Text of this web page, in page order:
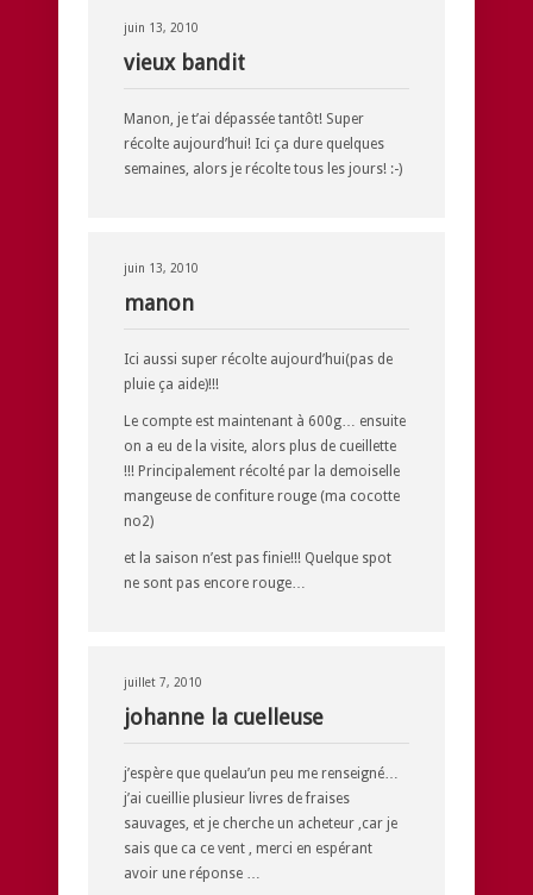
juin 13, 2010
vieux bandit
Manon, je t’ai dépassée tantôt! Super
récolte aujourd’hui! Ici ça dure quelques
semaines, alors je récolte tous les jours! :-)
juin 13, 2010
manon
Ici aussi super récolte aujourd’hui(pas de
pluie ça aide)!!!
Le compte est maintenant à 600g… ensuite
on a eu de la visite, alors plus de cueillette
!!! Principalement récolté par la demoiselle
mangeuse de confiture rouge (ma cocotte
no2)
et la saison n’est pas finie!!! Quelque spot
ne sont pas encore rouge…
juillet 7, 2010
johanne la cuelleuse
j’espère que quelau’un peu me renseigné…
j’ai cueillie plusieur livres de fraises
sauvages, et je cherche un acheteur ,car je
sais que ca ce vent , merci en espérant
avoir une réponse …